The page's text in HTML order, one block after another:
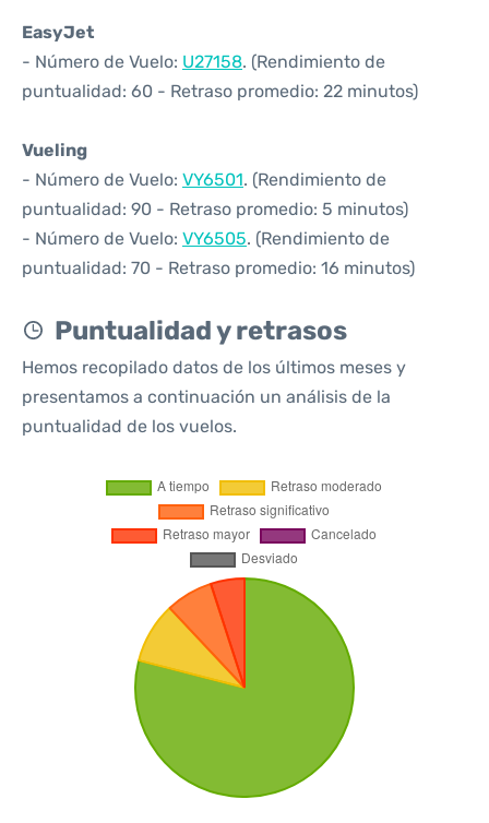
EasyJet
- Número de Vuelo: U27158. (Rendimiento de
puntualidad: 60 - Retraso promedio: 22 minutos)
Vueling
- Número de Vuelo: VY6501. (Rendimiento de
puntualidad: 90 - Retraso promedio: 5 minutos)
- Número de Vuelo: VY6505. (Rendimiento de
puntualidad: 70 - Retraso promedio: 16 minutos)
Puntualidad y retrasos
Hemos recopilado datos de los últimos meses y
presentamos a continuación un análisis de la
puntualidad de los vuelos.